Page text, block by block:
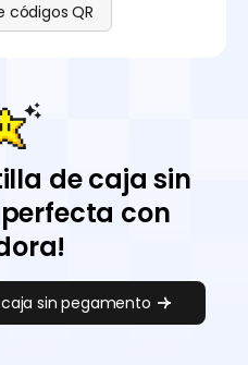
códigos QR
de caja sin
con
sin pegamento